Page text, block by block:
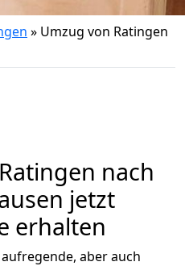
» Umzug von Ratingen
nach
jetzt
erhalten
aber auch